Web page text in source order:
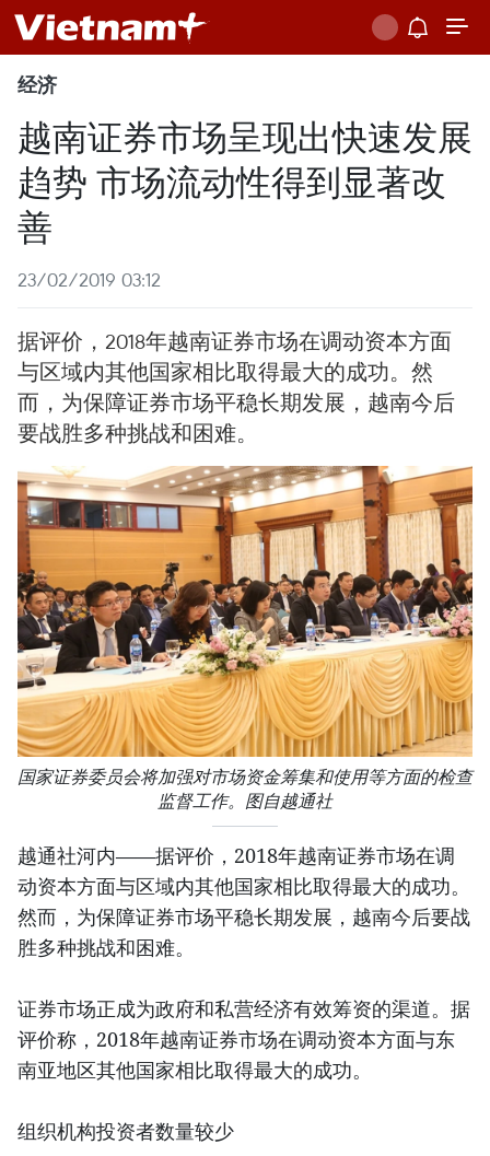
经济
越南证券市场呈现出快速发展
趋势 市场流动性得到显著改
善
23/02/2019 03:12
据评价，2018年越南证券市场在调动资本方面
与区域内其他国家相比取得最大的成功。然
而，为保障证券市场平稳长期发展，越南今后
要战胜多种挑战和困难。
国家证券委员会将加强对市场资金筹集和使用等方面的检查
监督工作。图自越通社
越通社河内——据评价，2018年越南证券市场在调
动资本方面与区域内其他国家相比取得最大的成功。
然而，为保障证券市场平稳长期发展，越南今后要战
胜多种挑战和困难。
证券市场正成为政府和私营经济有效筹资的渠道。据
评价称，2018年越南证券市场在调动资本方面与东
南亚地区其他国家相比取得最大的成功。
组织机构投资者数量较少